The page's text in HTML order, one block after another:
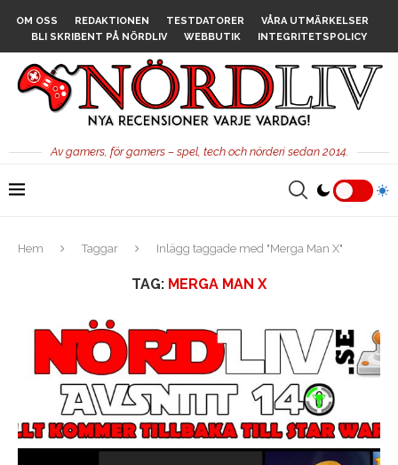
OM OSS REDAKTIONEN TESTDATORER
VÅRA UTMÄRKELSER
BLI SKRIBENT PÅ NÖRDLIV
WEBBUTIK INTEGRITETSPOLICY
Av gamers, för gamers – spel, tech och nörderi sedan 2014.
Hem Taggar Inlägg taggade med "Merga Man X"
TAG: MERGA MAN X